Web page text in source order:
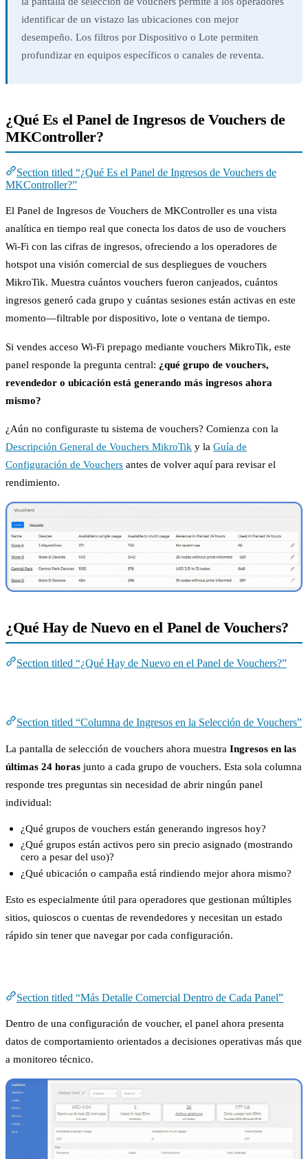
identificar de un vistazo las ubicaciones con mejor
desempeño. Los filtros por Dispositivo o Lote permiten
profundizar en equipos específicos o canales de reventa.
¿Qué Es el Panel de Ingresos de Vouchers de
MKController?
Section titled “¿Qué Es el Panel de Ingresos de Vouchers de
MKController?”
El Panel de Ingresos de Vouchers de MKController es una vista
analítica en tiempo real que conecta los datos de uso de vouchers
Wi-Fi con las cifras de ingresos, ofreciendo a los operadores de
hotspot una visión comercial de sus despliegues de vouchers
MikroTik. Muestra cuántos vouchers fueron canjeados, cuántos
ingresos generó cada grupo y cuántas sesiones están activas en este
momento—filtrable por dispositivo, lote o ventana de tiempo.
Si vendes acceso Wi-Fi prepago mediante vouchers MikroTik, este
panel responde la pregunta central: ¿qué grupo de vouchers,
revendedor o ubicación está generando más ingresos ahora
mismo?
¿Aún no configuraste tu sistema de vouchers? Comienza con la
Descripción General de Vouchers MikroTik y la Guía de
Configuración de Vouchers antes de volver aquí para revisar el
rendimiento.
¿Qué Hay de Nuevo en el Panel de Vouchers?
Section titled “¿Qué Hay de Nuevo en el Panel de Vouchers?”
Section titled “Columna de Ingresos en la Selección de Vouchers”
La pantalla de selección de vouchers ahora muestra Ingresos en las
últimas 24 horas junto a cada grupo de vouchers. Esta sola columna
responde tres preguntas sin necesidad de abrir ningún panel
individual:
¿Qué grupos de vouchers están generando ingresos hoy?
¿Qué grupos están activos pero sin precio asignado (mostrando
cero a pesar del uso)?
¿Qué ubicación o campaña está rindiendo mejor ahora mismo?
Esto es especialmente útil para operadores que gestionan múltiples
sitios, quioscos o cuentas de revendedores y necesitan un estado
rápido sin tener que navegar por cada configuración.
Section titled “Más Detalle Comercial Dentro de Cada Panel”
Dentro de una configuración de voucher, el panel ahora presenta
datos de comportamiento orientados a decisiones operativas más que
a monitoreo técnico.